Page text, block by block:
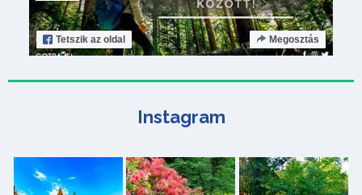
Tetszik az oldal Megosztás
Instagram